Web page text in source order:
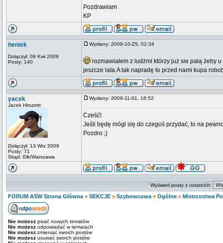
Pozdrawiam
KP
heniek
Dołączył: 09 Kwi 2009
Posty: 140
Wysłany: 2009-10-25, 02:34
rozmawiałem z ludżmi którzy już sie palą żeby
jeszcze lata.A tak napradę to przed nami kupa
yacek
Jacek Hirsztritt
Dołączył: 13 Wrz 2009
Posty: 71
Skąd: Ełk/Warszawa
Wysłany: 2009-11-01, 16:52
Cześć!
Jeśli będę mógł się do czegoś przydać, to na
Pozdro ;)
Wyświetl posty z ostatnich:
FORUM ASW Strona Główna » SEKCJE » Szybowcowa » Ogólne » Mistrzostwa
Nie możesz pisać nowych tematów
Nie możesz odpowiadać w tematach
Nie możesz zmieniać swoich postów
Nie możesz usuwać swoich postów